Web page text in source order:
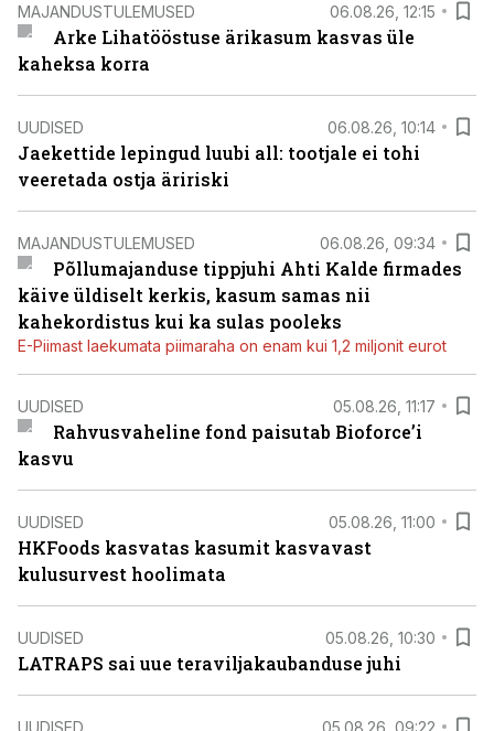
MAJANDUSTULEMUSED 06.08.26, 12:15
Arke Lihatööstuse ärikasum kasvas üle
kaheksa korra
UUDISED 06.08.26, 10:14
Jaekettide lepingud luubi all: tootjale ei tohi
veeretada ostja äririski
MAJANDUSTULEMUSED 06.08.26, 09:34
Põllumajanduse tippjuhi Ahti Kalde firmades
käive üldiselt kerkis, kasum samas nii
kahekordistus kui ka sulas pooleks
E-Piimast laekumata piimaraha on enam kui 1,2 miljonit eurot
UUDISED 05.08.26, 11:17
Rahvusvaheline fond paisutab Bioforce’i
kasvu
UUDISED 05.08.26, 11:00
HKFoods kasvatas kasumit kasvavast
kulusurvest hoolimata
UUDISED 05.08.26, 10:30
LATRAPS sai uue teraviljakaubanduse juhi
UUDISED 05.08.26, 09:22